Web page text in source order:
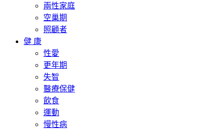
兩性家庭
空巢期
照顧者
健 康
性愛
更年期
失智
醫療保健
飲食
運動
慢性病